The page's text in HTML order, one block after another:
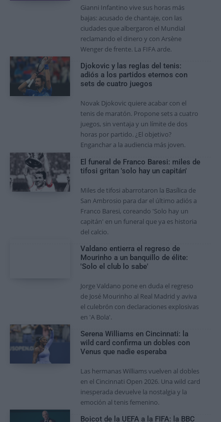
Gianni Infantino vive sus horas más
bajas: acusado de chantaje, con las
ciudades que albergaron el Mundial
reclamando el dinero y con Arsène
Wenger de frente. La FIFA arde.
Djokovic y las reglas del tenis:
adiós a los partidos eternos con
sets de cuatro juegos
Novak Djokovic quiere acabar con el
tenis de maratón. Propone sets a cuatro
juegos, sin ventaja y un límite de dos
horas por partido. ¿El objetivo?
Enganchar a la audiencia más joven.
El funeral de Franco Baresi: miles de
tifosi gritan 'solo hay un capitán'
Miles de tifosi abarrotaron la Basílica de
San Ambrosio para dar el último adiós a
Franco Baresi, coreando 'Solo hay un
capitán' en un funeral que ya es historia
del calcio.
Valdano entierra el regreso de
Mourinho a un banquillo de élite:
'Solo el club lo sabe'
Jorge Valdano pone en duda el regreso
de José Mourinho al Real Madrid y aviva
el culebrón con declaraciones explosivas
en 'A Bola'.
Serena Williams en Cincinnati: la
wild card confirma un dobles con
Venus que nadie esperaba
Las hermanas Williams vuelven al dobles
en el Cincinnati Open 2026. Una wild card
inesperada devuelve la nostalgia y la
emoción al tenis femenino.
Boicot de la UEFA a la FIFA: la BBC